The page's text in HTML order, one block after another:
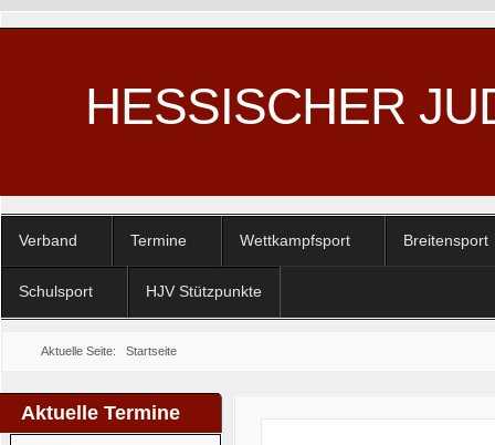
HESSISCHER
Verband Termine Wettkampfsport Breitensport
Schulsport HJV Stützpunkte
Aktuelle Seite: Startseite
Aktuelle Termine